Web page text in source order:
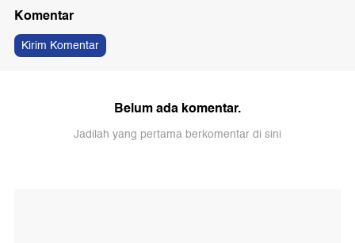
Komentar
Kirim Komentar
Belum ada komentar.
Jadilah yang pertama berkomentar di sini